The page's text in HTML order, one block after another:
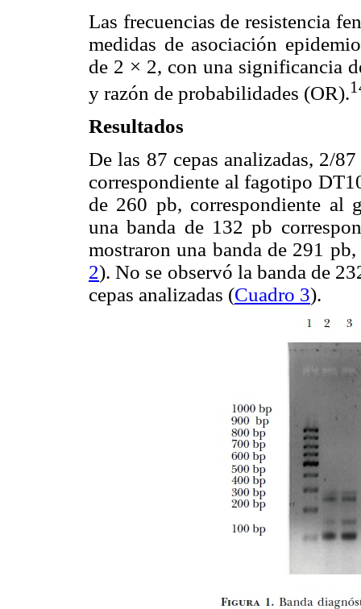
Las frecuencias de resistencia
medidas de asociación
de 2 × 2, con una significancia
y razón de probabilidades (OR).
Resultados
De las 87 cepas analizadas, 2/
correspondiente al fagotipo
de 260 pb, correspondiente al
una banda de 132 pb
mostraron una banda de 291
2). No se observó la banda de
cepas analizadas (Cuadro 3).